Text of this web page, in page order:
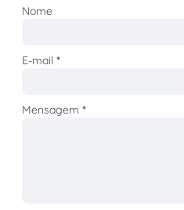
Nome
E-mail*
Mensagem*